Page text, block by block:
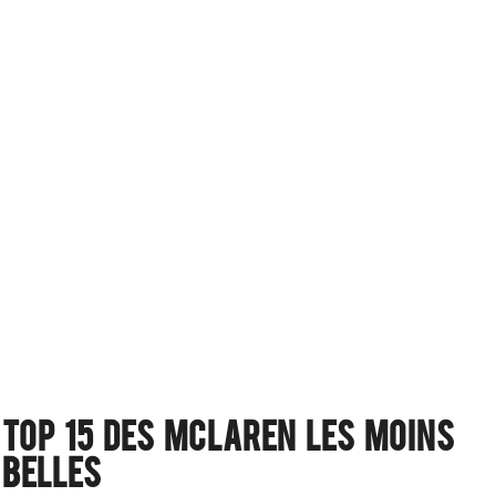
Top 15 des Mclaren les moins
belles